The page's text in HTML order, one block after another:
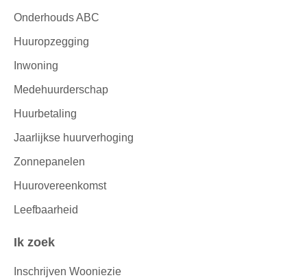
Onderhouds ABC
Huuropzegging
Inwoning
Medehuurderschap
Huurbetaling
Jaarlijkse huurverhoging
Zonnepanelen
Huurovereenkomst
Leefbaarheid
Ik zoek
Inschrijven Wooniezie